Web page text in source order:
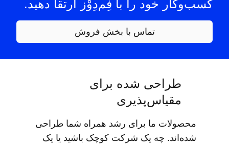
کسب‌وکار خود را با فِم‌دِوْز ارتقا دهید.
تماس با بخش فروش
طراحی شده برای
مقیاس‌پذیری
محصولات ما برای رشد همراه شما طراحی
شده‌اند. چه یک شرکت کوچک باشید یا یک